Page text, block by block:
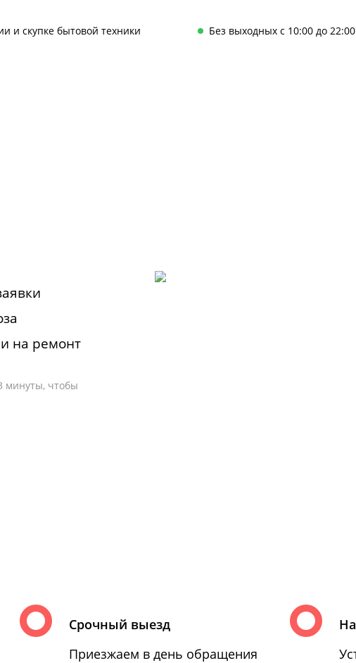
и скупке бытовой техники Без выходных с 10:00 до 22:00
на ремонт
минуты, чтобы
Срочный выезд
Приезжаем в день обращения